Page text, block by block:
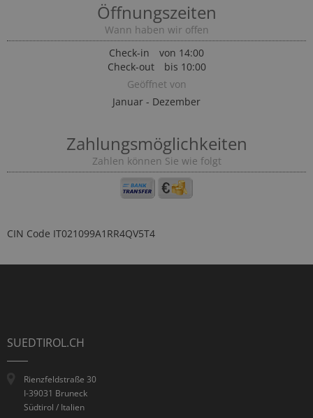
Öffnungszeiten
Wann haben wir offen
Check-in
von 14:00
Check-out
bis 10:00
Geöffnet von
Januar - Dezember
Zahlungsmöglichkeiten
Zahlen können Sie wie folgt
CIN Code IT021099A1RR4QV5T4
SUEDTIROL.CH
Rienzfeldstraße 30
I-39031 Bruneck
Südtirol / Italien